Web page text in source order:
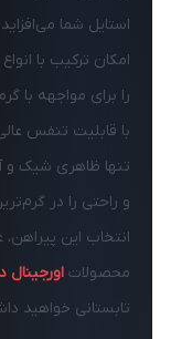
استایل شما
امکان ترکیب با
را برای مواجهه با
با قابلیت تنفس
تنها ظاهری شیک و
و راحتی را در
انتخاب این پیراهن،
محصولات اورجینال
تابستانی خواهید